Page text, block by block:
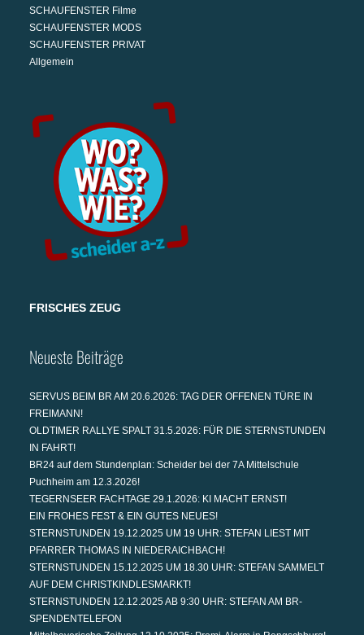
SCHAUFENSTER Filme
SCHAUFENSTER MODS
SCHAUFENSTER PRIVAT
Allgemein
FRISCHES ZEUG
Neueste Beiträge
SERVUS BEIM BR AM 20.6.2026: TAG DER OFFENEN TÜRE IN
FREIMANN!
OLDTIMER RALLYE SPALT 31.5.2026: FÜR DIE STERNSTUNDEN
IN FAHRT!
BR24 auf dem Stundenplan: Scheider bei der 7A Mittelschule
Puchheim am 12.3.2026!
TEGERNSEER FACHTAGE 29.1.2026: KI MACHT ERNST!
EIN FROHES FEST & EIN GUTES NEUES!
STERNSTUNDEN 19.12.2025 UM 19 UHR: STEFAN LIEST MIT
PFARRER THOMAS IN NIEDERAICHBACH!
STERNSTUNDEN 15.12.2025 UM 18.30 UHR: STEFAN SAMMELT
AUF DEM CHRISTKINDLESMARKT!
STERNSTUNDEN 12.12.2025 AB 9:30 UHR: STEFAN AM BR-
SPENDENTELEFON